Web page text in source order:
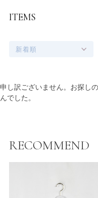
ITEMS
新着順
商品一覧
申し訳ございません。お探し
んでした。
RECOMMEND